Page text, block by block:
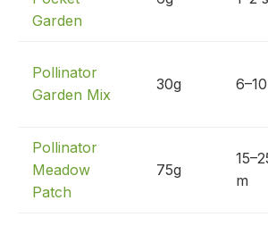
Garden
Pollinator
Garden Mix
30g
Pollinator
Meadow
Patch
75g
m